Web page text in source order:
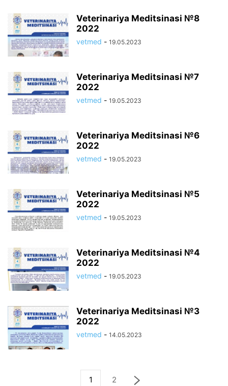
Veterinariya Meditsinasi №8
2022
vetmed - 19.05.2023
Veterinariya Meditsinasi №7
2022
vetmed - 19.05.2023
Veterinariya Meditsinasi №6
2022
vetmed - 19.05.2023
Veterinariya Meditsinasi №5
2022
vetmed - 19.05.2023
Veterinariya Meditsinasi №4
2022
vetmed - 19.05.2023
Veterinariya Meditsinasi №3
2022
vetmed - 14.05.2023
1 2